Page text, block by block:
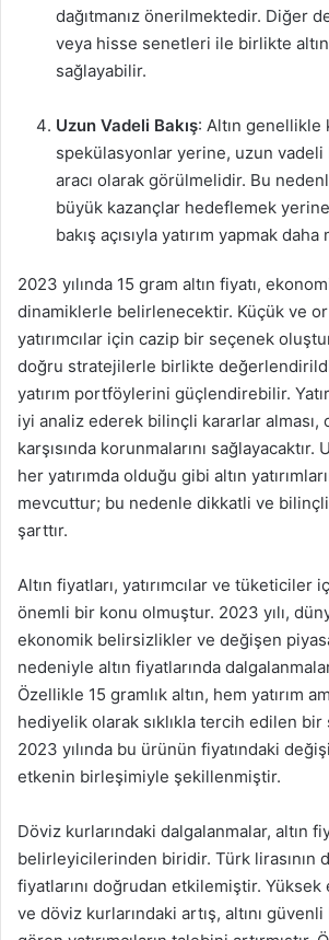
dağıtmanız önerilmektedir. Diğer
veya hisse senetleri ile birlikte
sağlayabilir.
Uzun Vadeli Bakış: Altın genellikle
spekülasyonlar yerine, uzun
aracı olarak görülmelidir. Bu
büyük kazançlar hedeflemek
bakış açısıyla yatırım yapmak daha
2023 yılında 15 gram altın fiyatı,
dinamiklerle belirlenecektir. Küçük ve
yatırımcılar için cazip bir seçenek
doğru stratejilerle birlikte
yatırım portföylerini güçlendirebilir.
iyi analiz ederek bilinçli kararlar alması,
karşısında korunmalarını sağlayacaktır.
her yatırımda olduğu gibi altın
mevcuttur; bu nedenle dikkatli ve
şarttır.
Altın fiyatları, yatırımcılar ve tüketiciler
önemli bir konu olmuştur. 2023 yılı,
ekonomik belirsizlikler ve değişen
nedeniyle altın fiyatlarında
Özellikle 15 gramlık altın, hem yatırım
hediyelik olarak sıklıkla tercih edilen
2023 yılında bu ürünün fiyatındaki
etkenin birleşimiyle şekillenmiştir.
Döviz kurlarındaki dalgalanmalar, altın
belirleyicilerinden biridir. Türk lirasının
fiyatlarını doğrudan etkilemiştir. Yüksek
ve döviz kurlarındaki artış, altını